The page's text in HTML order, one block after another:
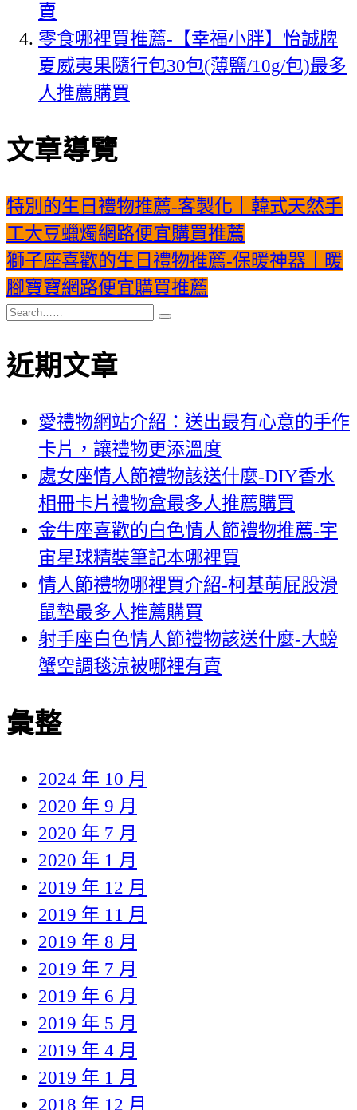
賣
零食哪裡買推薦-【幸福小胖】怡誠牌
夏威夷果隨行包30包(薄鹽/10g/包)最多
人推薦購買
文章導覽
特別的生日禮物推薦-客製化｜韓式天然手
工大豆蠟燭網路便宜購買推薦
獅子座喜歡的生日禮物推薦-保暖神器｜暖
腳寶寶網路便宜購買推薦
近期文章
愛禮物網站介紹：送出最有心意的手作
卡片，讓禮物更添溫度
處女座情人節禮物該送什麼-DIY香水
相冊卡片禮物盒最多人推薦購買
金牛座喜歡的白色情人節禮物推薦-宇
宙星球精裝筆記本哪裡買
情人節禮物哪裡買介紹-柯基萌屁股滑
鼠墊最多人推薦購買
射手座白色情人節禮物該送什麼-大螃
蟹空調毯涼被哪裡有賣
彙整
2024 年 10 月
2020 年 9 月
2020 年 7 月
2020 年 1 月
2019 年 12 月
2019 年 11 月
2019 年 8 月
2019 年 7 月
2019 年 6 月
2019 年 5 月
2019 年 4 月
2019 年 1 月
2018 年 12 月